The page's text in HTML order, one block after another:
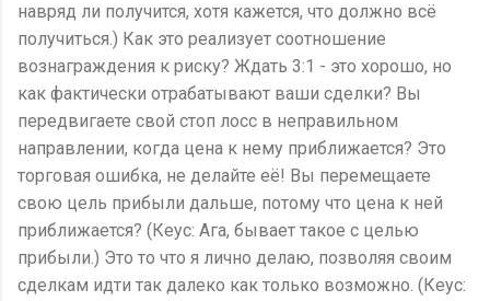
навряд ли получится, хотя кажется, что должно всё
получиться.) Как это реализует соотношение
вознаграждения к риску? Ждать 3:1 - это хорошо, но
как фактически отрабатывают ваши сделки? Вы
передвигаете свой стоп лосс в неправильном
направлении, когда цена к нему приближается? Это
торговая ошибка, не делайте её! Вы перемещаете
свою цель прибыли дальше, потому что цена к ней
приближается? (Кеус: Ага, бывает такое с целью
прибыли.) Это то что я лично делаю, позволяя своим
сделкам идти так далеко как только возможно. (Кеус: